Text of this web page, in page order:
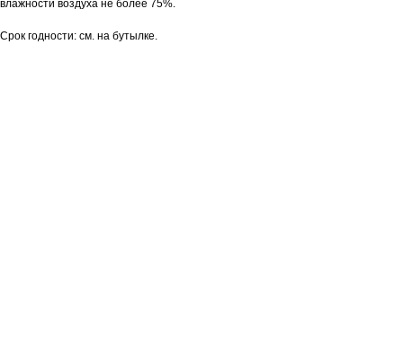
влажности воздуха не более 75%.
Срок годности: см. на бутылке.